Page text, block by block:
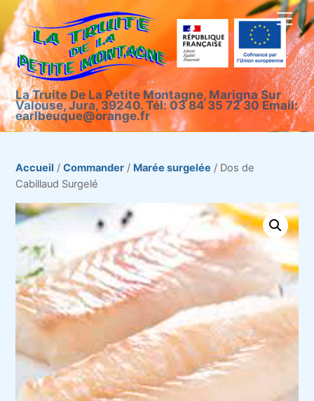
Skip
to
content
La Truite De La Petite Montagne, Marigna Sur
Valouse, Jura, 39240. Tél: 03 84 35 72 30 Email:
earlbeuque@orange.fr
Accueil /Commander / Marée surgelée / Dos de
Cabillaud Surgelé